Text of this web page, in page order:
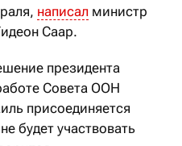
написал министр
Саар.
президента
Совета ООН
присоединяется
будет участвовать